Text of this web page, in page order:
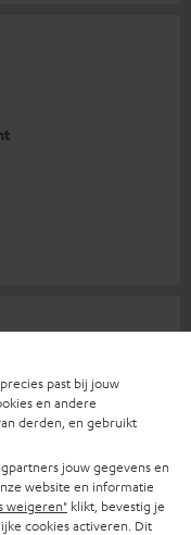
past bij jouw
en andere
derden, en gebruikt
jouw gegevens en
website en informatie
weigeren" klikt, bevestig je
cookies activeren. Dit